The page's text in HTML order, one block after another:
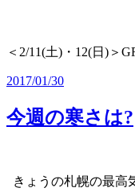
＜2/11(土)・12(日)＞
2017/01/30
今週の寒さは?
きょうの札幌の最高